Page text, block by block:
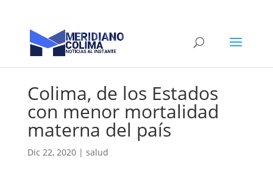
Colima, de los Estados
con menor mortalidad
materna del país
Dic 22, 2020| salud